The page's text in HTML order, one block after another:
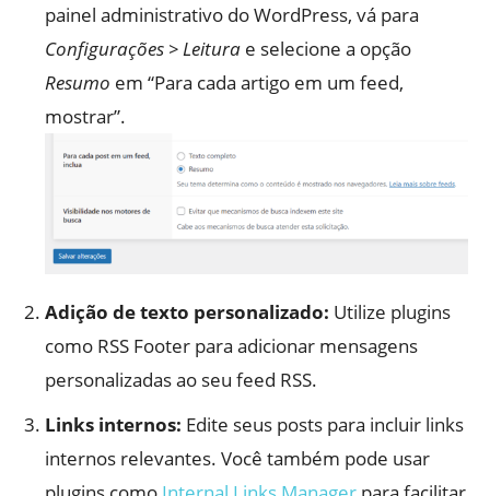
painel administrativo do WordPress, vá para
Configurações > Leitura e selecione a opção
Resumo em “Para cada artigo em um feed,
mostrar”.
Adição de texto personalizado: Utilize plugins
como RSS Footer para adicionar mensagens
personalizadas ao seu feed RSS.
Links internos: Edite seus posts para incluir links
internos relevantes. Você também pode usar